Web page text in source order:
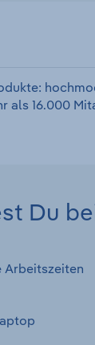
16.000
Du
Arbeitszeiten